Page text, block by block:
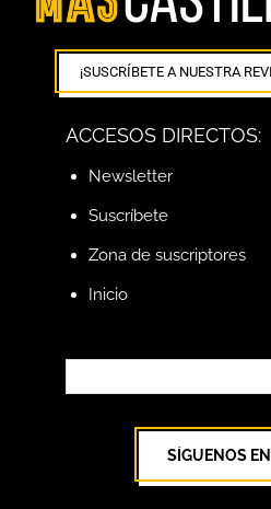
¡SUSCRÍBETE A NUESTRA
ACCESOS DIRECTOS:
Newsletter
Suscríbete
Zona de suscriptores
Inicio
SÍGUENOS